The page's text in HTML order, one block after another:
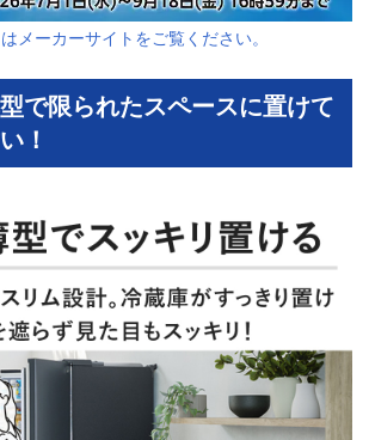
メーカーサイトをご覧ください。
で限られたスペースに置けて
！